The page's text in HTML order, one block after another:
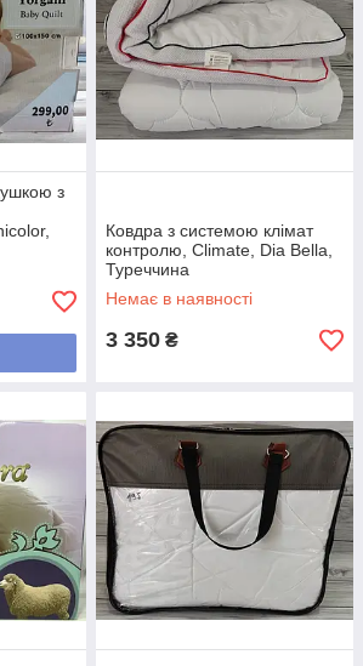
з
Ковдра з системою клімат
контролю, Climate, Dia Bella,
Туреччина
Немає в наявності
3 350 ₴